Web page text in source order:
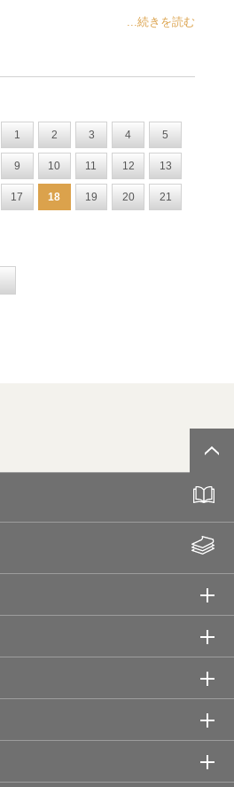
...続きを読む
1 2 3 4 5
9 10 11 12 13
17 18 19 20 21